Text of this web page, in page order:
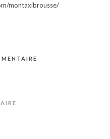
montaxibrousse/